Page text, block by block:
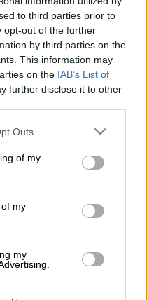
to third parties prior to
opt-out of the further
by third parties on the
This information may
on the IAB’s List of
further disclose it to other
one or more Google
You may click to
its third-party tags to
in below Google
Outs
of my
my
my
στη Google
θα προεδρεύσει
στο Μέγαρο
σύμφωνα με
κρίσεις τόσο στις